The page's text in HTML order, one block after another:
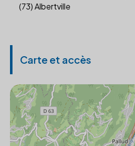
(73) Albertville
Carte et accès